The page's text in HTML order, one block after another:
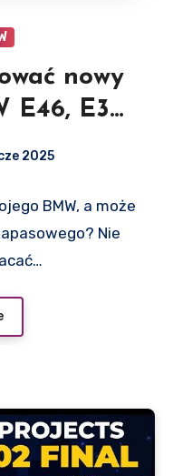
nowy
E46, E36,
2025
BMW, a może
Nie